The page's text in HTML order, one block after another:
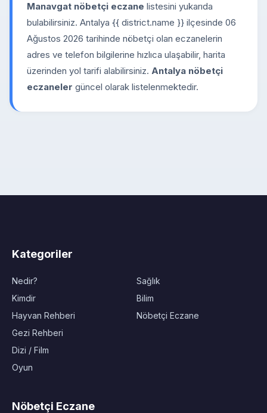
Manavgat nöbetçi eczane listesini yukarıda
bulabilirsiniz. Antalya {{ district.name }} ilçesinde 06
Ağustos 2026 tarihinde nöbetçi olan eczanelerin
adres ve telefon bilgilerine hızlıca ulaşabilir, harita
üzerinden yol tarifi alabilirsiniz. Antalya nöbetçi
eczaneler güncel olarak listelenmektedir.
Kategoriler
Nedir?
Kimdir
Hayvan Rehberi
Gezi Rehberi
Dizi / Film
Oyun
Sağlık
Bilim
Nöbetçi Eczane
Nöbetçi Eczane